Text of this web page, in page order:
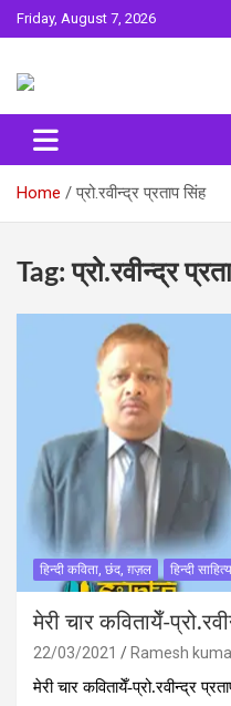
Skip
to
Friday, August 7, 2026
Surta
Home प्रो.रवीन्द्र प्रताप सिंह
Tag:प्रो.रवीन्द्र
हिन्दी कविता, छंद, ग़ज़ल हिन्दी साहित्य
मेरी चार कवितायेँ-
22/03/2021
Ramesh
मेरी चार कवितायेँ-प्रो.रवीन्द्र